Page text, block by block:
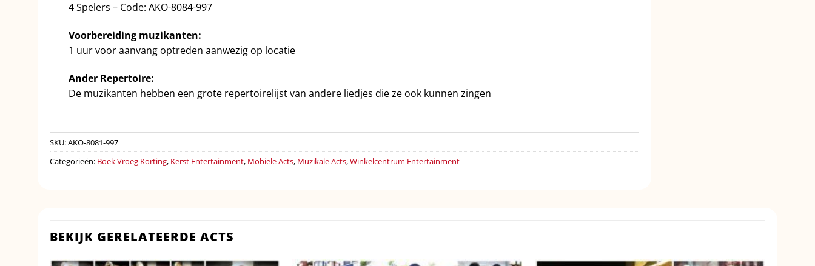
4 Spelers – Code: AKO-8084-997
Voorbereiding muzikanten:
1 uur voor aanvang optreden aanwezig op locatie
Ander Repertoire:
De muzikanten hebben een grote repertoirelijst van andere liedjes die ze ook kunnen zingen
SKU:AKO-8081-997
Categorieën: Boek Vroeg Korting, Kerst Entertainment, Mobiele Acts, Muzikale Acts,Winkelcentrum Entertainment
BEKIJK GERELATEERDE ACTS